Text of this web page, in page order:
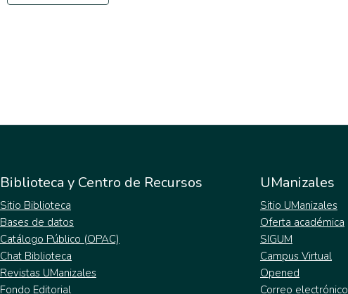
Biblioteca y Centro de Recursos
Sitio Biblioteca
Bases de datos
Catálogo Público (OPAC)
Chat Biblioteca
Revistas UManizales
Fondo Editorial
UManizales
Sitio UManizales
Oferta académica
SIGUM
Campus Virtual
Opened
Correo electrónico